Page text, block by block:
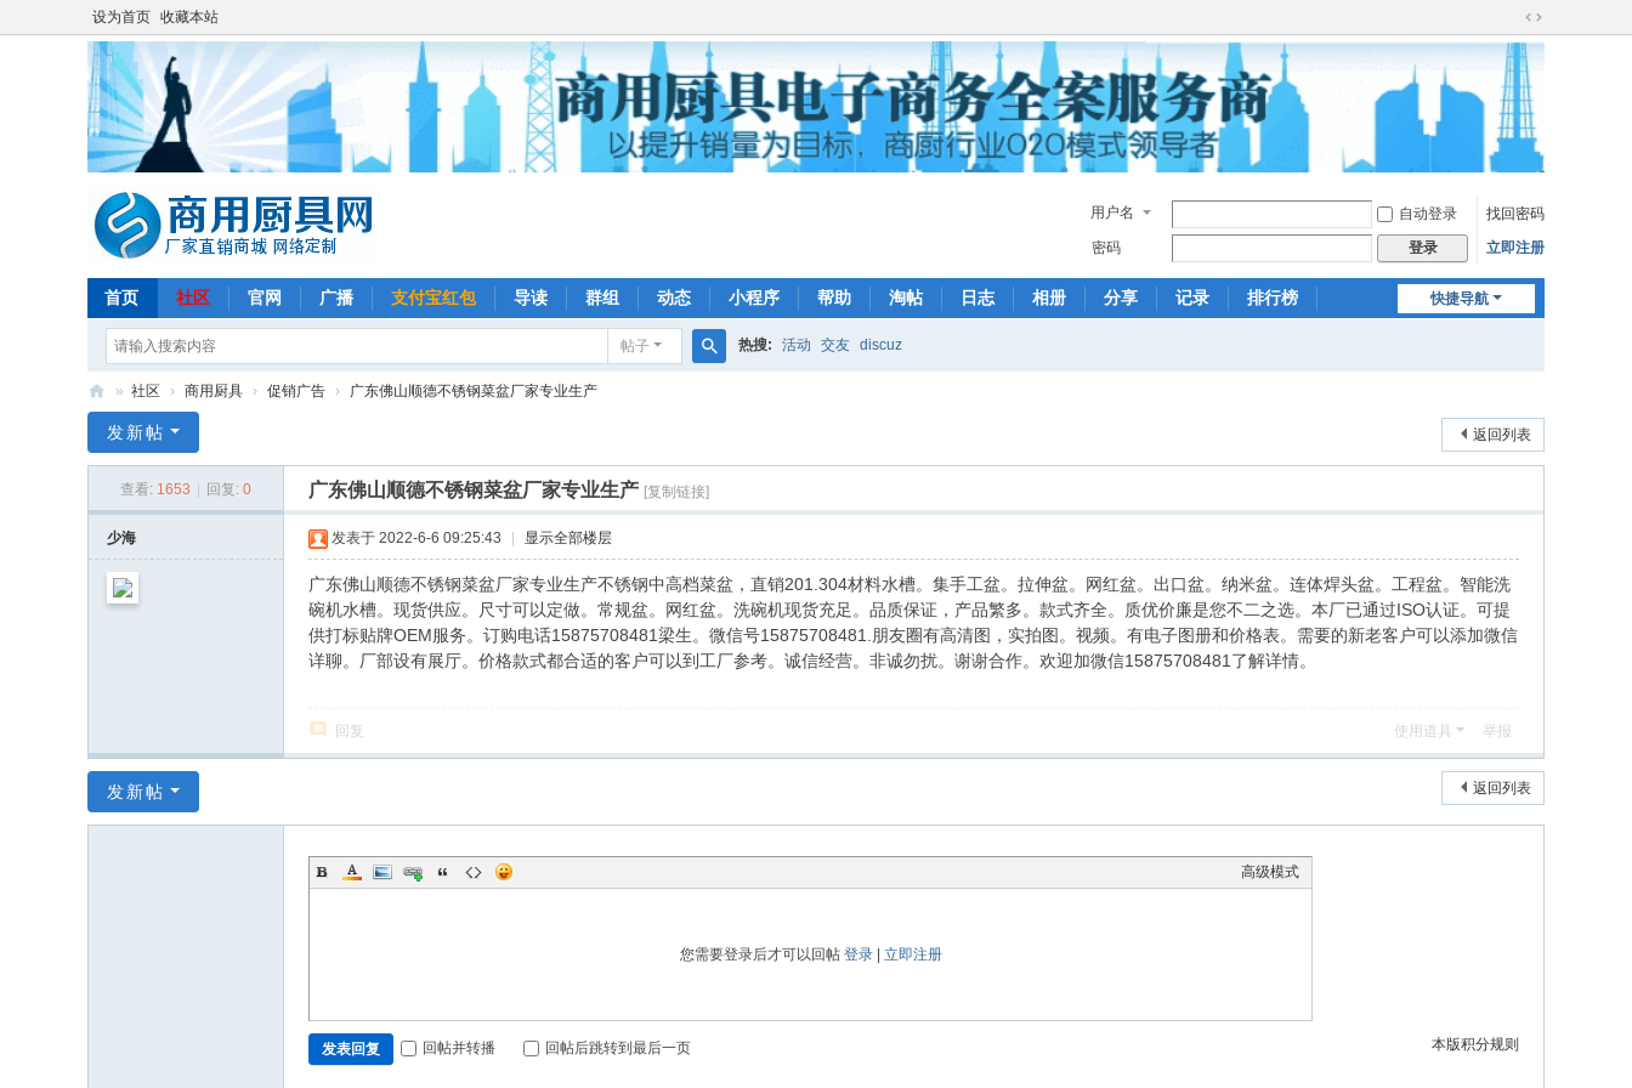
设为首页 收藏本站
切
换
到
宽
版
用户名 自动登录
找回密码
密码
登录 立即注册
快捷导航
首页 社区 官网 广播 支付宝红包 导读 群组 动态 小程序 帮助 淘帖 日志 相册 分享 记录 排行榜
帖子 热搜: 活动 交友 discuz
用
» 社区 › 商用厨具 › 促销广告 › 广东佛山顺德不锈钢菜盆厂家专业生产
返回列表
发新帖
查看: 1653 回复: 0 广东佛山顺德不锈钢菜盆厂家专业生产 [复制链接]
少海 发表于 2022-6-6 09:25:43 显示全部楼层
广东佛山顺德不锈钢菜盆厂家专业生产不锈钢中高档菜盆，直销201.304材料水槽。集手工盆。拉伸盆。网红盆。出口盆。纳米盆。连体焊头盆。工程盆。智能洗
碗机水槽。现货供应。尺寸可以定做。常规盆。网红盆。洗碗机现货充足。品质保证，产品繁多。款式齐全。质优价廉是您不二之选。本厂已通过ISO认证。可提
供打标贴牌OEM服务。订购电话15875708481梁生。微信号15875708481.朋友圈有高清图，实拍图。视频。有电子图册和价格表。需要的新老客户可以添加微信
详聊。厂部设有展厅。价格款式都合适的客户可以到工厂参考。诚信经营。非诚勿扰。谢谢合作。欢迎加微信15875708481了解详情。
回复 使用道具 举报
返回列表
发新帖
高级模式
您需要登录后才可以回帖 登录| 立即注册
本版积分规则
发表回复 回帖并转播 回帖后跳转到最后一页